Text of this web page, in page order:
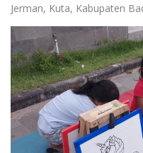
Jerman, Kuta, Kabupaten